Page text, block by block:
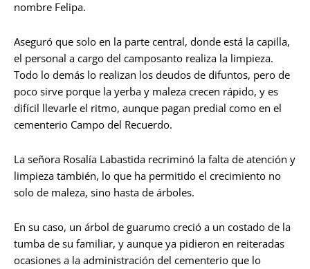
nombre Felipa.
Aseguró que solo en la parte central, donde está la capilla,
el personal a cargo del camposanto realiza la limpieza.
Todo lo demás lo realizan los deudos de difuntos, pero de
poco sirve porque la yerba y maleza crecen rápido, y es
difícil llevarle el ritmo, aunque pagan predial como en el
cementerio Campo del Recuerdo.
La señora Rosalía Labastida recriminó la falta de atención y
limpieza también, lo que ha permitido el crecimiento no
solo de maleza, sino hasta de árboles.
En su caso, un árbol de guarumo creció a un costado de la
tumba de su familiar, y aunque ya pidieron en reiteradas
ocasiones a la administración del cementerio que lo